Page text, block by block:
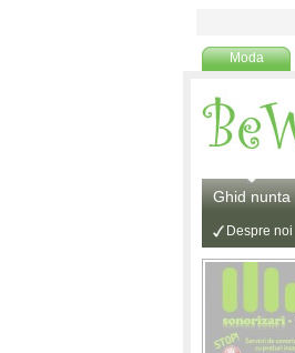
Moda
Ghid nunta
Despre noi